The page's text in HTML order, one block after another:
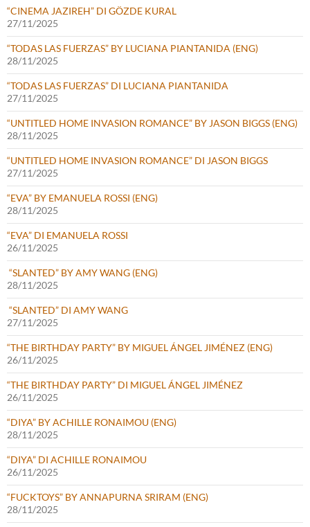
“CINEMA JAZIREH” DI GÖZDE KURAL
27/11/2025
“TODAS LAS FUERZAS” BY LUCIANA PIANTANIDA (ENG)
28/11/2025
“TODAS LAS FUERZAS” DI LUCIANA PIANTANIDA
27/11/2025
“UNTITLED HOME INVASION ROMANCE” BY JASON BIGGS (ENG)
28/11/2025
“UNTITLED HOME INVASION ROMANCE” DI JASON BIGGS
27/11/2025
“EVA” BY EMANUELA ROSSI (ENG)
28/11/2025
“EVA” DI EMANUELA ROSSI
26/11/2025
“SLANTED” BY AMY WANG (ENG)
28/11/2025
“SLANTED” DI AMY WANG
27/11/2025
“THE BIRTHDAY PARTY” BY MIGUEL ÁNGEL JIMÉNEZ (ENG)
26/11/2025
“THE BIRTHDAY PARTY” DI MIGUEL ÁNGEL JIMÉNEZ
26/11/2025
“DIYA” BY ACHILLE RONAIMOU (ENG)
28/11/2025
“DIYA” DI ACHILLE RONAIMOU
26/11/2025
“FUCKTOYS” BY ANNAPURNA SRIRAM (ENG)
28/11/2025